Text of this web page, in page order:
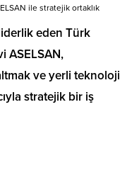
ile stratejik ortaklık
eden Türk
ASELSAN,
ve yerli teknoloji
stratejik bir iş